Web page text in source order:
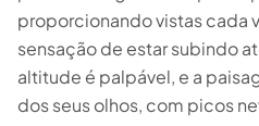
proporcionando vistas cada
sensação de estar subindo
altitude é palpável, e a
dos seus olhos, com picos